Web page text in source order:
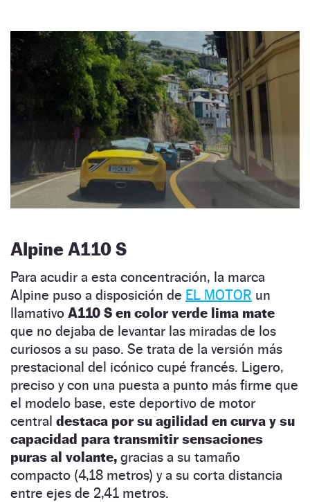
Alpine A110 S
Para acudir a esta concentración, la marca
Alpine puso a disposición de EL MOTOR un
llamativo A110 S en color verde lima mate
que no dejaba de levantar las miradas de los
curiosos a su paso. Se trata de la versión más
prestacional del icónico cupé francés. Ligero,
preciso y con una puesta a punto más firme que
el modelo base, este deportivo de motor
central destaca por su agilidad en curva y su
capacidad para transmitir sensaciones
puras al volante, gracias a su tamaño
compacto (4,18 metros) y a su corta distancia
entre ejes de 2,41 metros.